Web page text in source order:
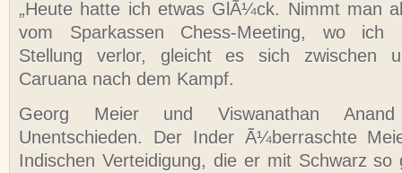
„Heute hatte ich etwas GlÃ¼ck. Nimmt man
vom Sparkassen Chess-Meeting, wo ich
Stellung verlor, gleicht es sich zwischen
Caruana nach dem Kampf.
Georg Meier und Viswanathan
Unentschieden. Der Inder Ã¼berraschte
Indischen Verteidigung, die er mit Schwarz